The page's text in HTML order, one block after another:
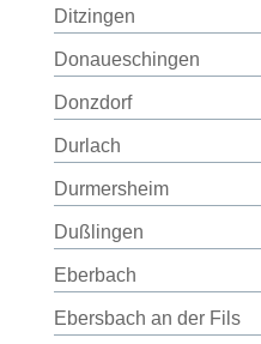
Ditzingen
Donaueschingen
Donzdorf
Durlach
Durmersheim
Dußlingen
Eberbach
Ebersbach an der Fils